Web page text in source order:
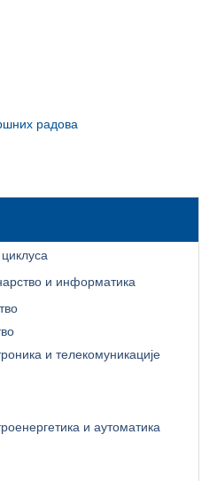
радова
и информатика
и телекомуникације
и аутоматика